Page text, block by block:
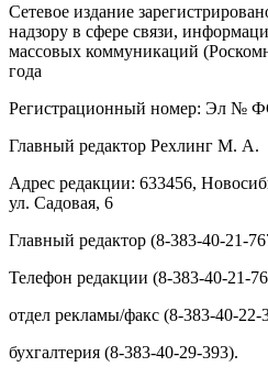
Сетевое издание
надзору в сфере связи,
массовых коммуникаций
года
Регистрационный номер: Эл №
Главный редактор Рехлинг М. А.
Адрес редакции: 633456,
ул. Садовая, 6
Главный редактор (8-383-40-21-
Телефон редакции (8-383-40-21-
отдел рекламы/факс (8-383-40-22-
бухгалтерия (8-383-40-29-393).